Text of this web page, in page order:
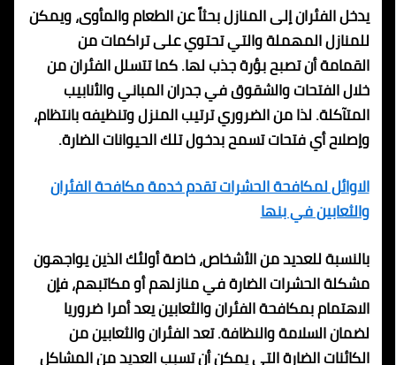
يدخل الفئران إلى المنازل بحثاً عن الطعام والمأوى، ويمكن
للمنازل المهملة والتي تحتوي على تراكمات من
القمامة أن تصبح بؤرة جذب لها. كما تتسلل الفئران من
خلال الفتحات والشقوق في جدران المباني والأنابيب
المتآكلة. لذا من الضروري ترتيب المنزل وتنظيفه بانتظام،
وإصلاح أي فتحات تسمح بدخول تلك الحيوانات الضارة.
الاوائل لمكافحة الحشرات تقدم خدمة مكافحة الفئران
والثعابين في بنها
بالنسبة للعديد من الأشخاص، خاصة أولئك الذين يواجهون
مشكلة الحشرات الضارة في منازلهم أو مكاتبهم، فإن
الاهتمام بمكافحة الفئران والثعابين يعد أمرا ضروريا
لضمان السلامة والنظافة. تعد الفئران والثعابين من
الكائنات الضارة التي يمكن أن تسبب العديد من المشاكل